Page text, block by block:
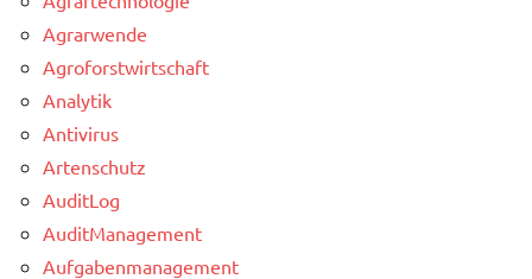
Agrarwende
Agroforstwirtschaft
Analytik
Antivirus
Artenschutz
AuditLog
AuditManagement
Aufgabenmanagement